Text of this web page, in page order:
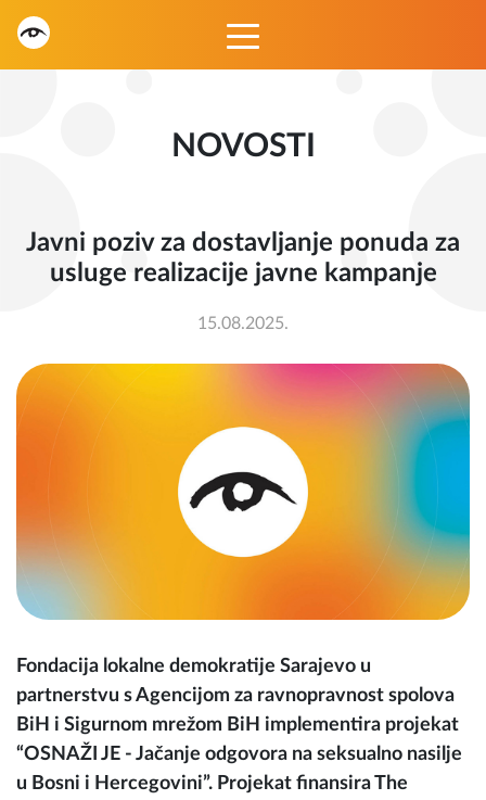
NOVOSTI
Javni poziv za dostavljanje ponuda za
usluge realizacije javne kampanje
15.08.2025.
Fondacija lokalne demokratije Sarajevo u
partnerstvu s Agencijom za ravnopravnost spolova
BiH i Sigurnom mrežom BiH implementira projekat
“OSNAŽI JE - Jačanje odgovora na seksualno nasilje
u Bosni i Hercegovini”. Projekat finansira The